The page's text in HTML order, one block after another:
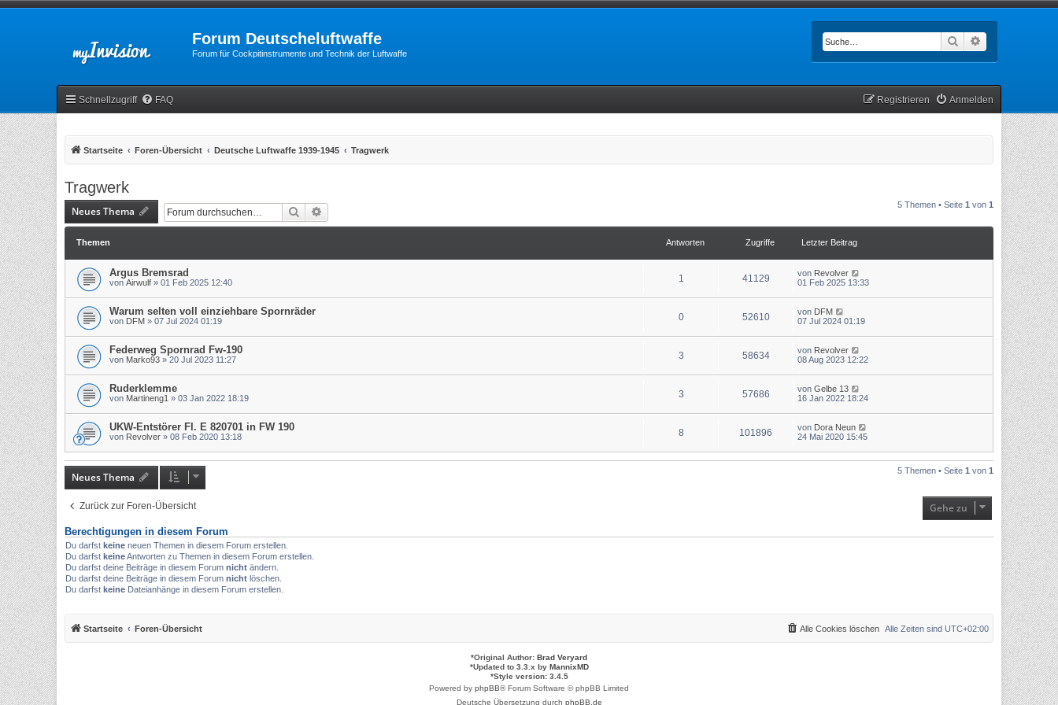
Forum Deutscheluftwaffe
Forum für Cockpitinstrumente und Technik der Luftwaffe
Suche
Schnellzugriff FAQ Anmelden
Registrieren
Startseite Foren-Übersicht Deutsche Luftwaffe 1939-1945 Tragwerk
Tragwerk
Neues Thema Suche 5 Themen • Seite 1 von 1
Themen Antworten Zugriffe Letzter Beitrag
Argus Bremsrad
von Airwulf » 01 Feb 2025 12:40 1 41129 von Revolver
01 Feb 2025 13:33
Warum selten voll einziehbare Spornräder
von DFM » 07 Jul 2024 01:19 0 52610 von DFM
07 Jul 2024 01:19
Federweg Spornrad Fw-190
von Marko93 » 20 Jul 2023 11:27 3 58634 von Revolver
08 Aug 2023 12:22
Ruderklemme
von Martineng1 » 03 Jan 2022 18:19 3 57686 von Gelbe 13
16 Jan 2022 18:24
UKW-Entstörer Fl. E 820701 in FW 190
von Revolver » 08 Feb 2020 13:18 8 101896 von Dora Neun
24 Mai 2020 15:45
Neues Thema 5 Themen • Seite 1 von 1
Zurück zur Foren-Übersicht Gehe zu
Berechtigungen in diesem Forum
Du darfst keine neuen Themen in diesem Forum erstellen.
Du darfst keineAntworten zu Themen in diesem Forum erstellen.
Du darfst deine Beiträge in diesem Forum nicht ändern.
Du darfst deine Beiträge in diesem Forum nicht löschen.
Du darfst keine Dateianhänge in diesem Forum erstellen.
Startseite Foren-Übersicht Alle Zeiten sind UTC+02:00
Alle Cookies löschen
*Original Author: Brad Veryard
*Updated to 3.3.x by MannixMD
*Style version: 3.4.5
Powered by phpBB® Forum Software © phpBB Limited
Deutsche Übersetzung durch phpBB.de